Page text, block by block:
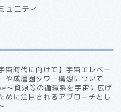
ニティ
宇宙時代に向けて】宇宙エレベー
や成層圏タワー構想について
〜資源等の循環系を宇宙に広げ
めに注目されるアプローチとし